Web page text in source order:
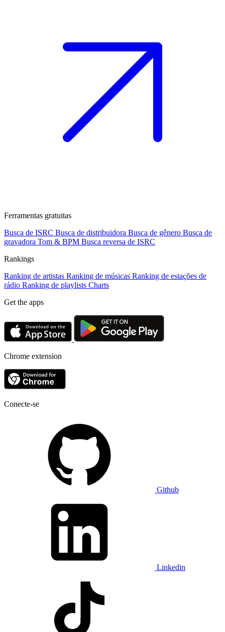
Ferramentas gratuitas
Busca de ISRC Busca de distribuidora Busca de gênero Busca de
gravadora Tom & BPM Busca reversa de ISRC
Rankings
Ranking de artistas Ranking de músicas Ranking de estações de
rádio Ranking de playlists Charts
Get the apps
Chrome extension
Conecte-se
Github
Linkedin